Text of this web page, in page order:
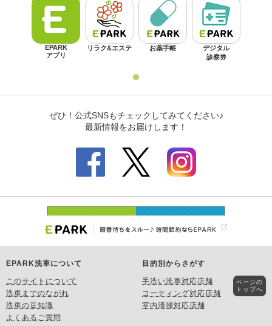
EPARK洗車について
このサイトについて
洗車までのながれ
洗車の豆知識
よくあるご質問
目的別からさがす
手洗い洗車対応店舗
コーティング対応店舗
室内清掃対応店舗
ページの
トップへ